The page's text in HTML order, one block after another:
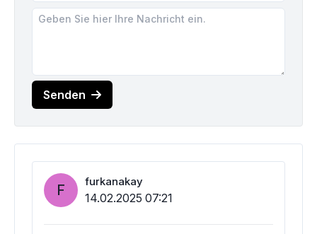
Senden
F furkanakay
14.02.2025 07:21